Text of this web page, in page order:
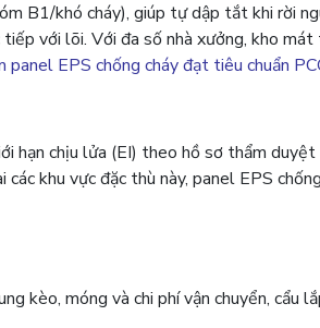
B1/khó cháy), giúp tự dập tắt khi rời
với lõi. Với đa số nhà xưởng, kho
panel EPS chống cháy đạt tiêu chuẩn
hạn chịu lửa (EI) theo hồ sơ thẩm duyệt
khu vực đặc thù này, panel EPS
kèo, móng và chi phí vận chuyển, cẩu